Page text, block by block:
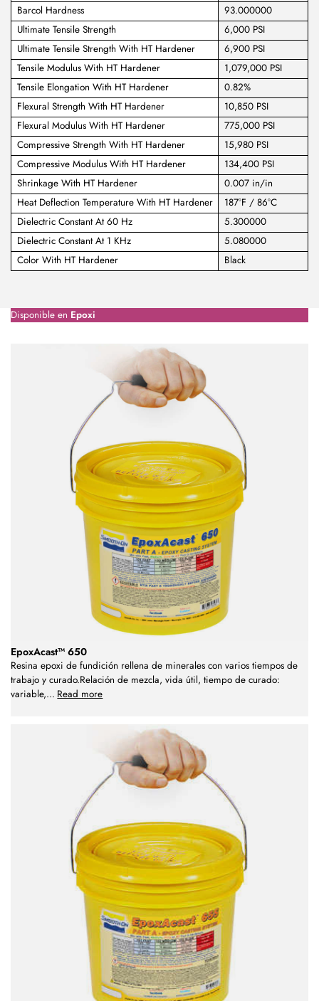
Barcol Hardness
93.000000
Ultimate Tensile Strength
6,000 PSI
Ultimate Tensile Strength With HT Hardener
6,900 PSI
Tensile Modulus With HT Hardener
1,079,000 PSI
Tensile Elongation With HT Hardener
0.82%
Flexural Strength With HT Hardener
10,850 PSI
Flexural Modulus With HT Hardener
775,000 PSI
Compressive Strength With HT Hardener
15,980 PSI
Compressive Modulus With HT Hardener
134,400 PSI
Shrinkage With HT Hardener
0.007 in/in
Heat Deflection Temperature With HT Hardener
187°F / 86°C
Dielectric Constant At 60 Hz
5.300000
Dielectric Constant At 1 KHz
5.080000
Color With HT Hardener
Black
Disponible en Epoxi
EpoxAcast™ 650
Resina epoxi de fundición rellena de minerales con varios tiempos de
trabajo y curado.Relación de mezcla, vida útil, tiempo de curado:
variable,... Read more